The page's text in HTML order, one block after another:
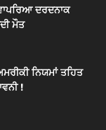
ਦਰਦਨਾਕ
ਮੌਤ
ਨਿਯਮਾਂ ਤਹਿਤ
!